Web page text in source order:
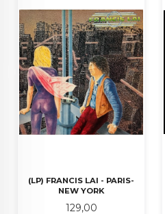
(LP) FRANCIS LAI - PARIS-
NEW YORK
Pris
129,00